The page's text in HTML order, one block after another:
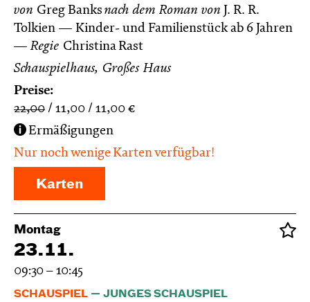
von Greg Banks nach dem Roman von J. R. R.
Tolkien
Kinder- und Familienstück ab 6 Jahren
Regie Christina Rast
Schauspielhaus, Großes Haus
Preise:
22,00
11,00 11,00 €
Ermäßigungen
Nur noch wenige Karten verfügbar!
Karten
Montag
23.11.
09:30 – 10:45
SCHAUSPIEL JUNGES SCHAUSPIEL